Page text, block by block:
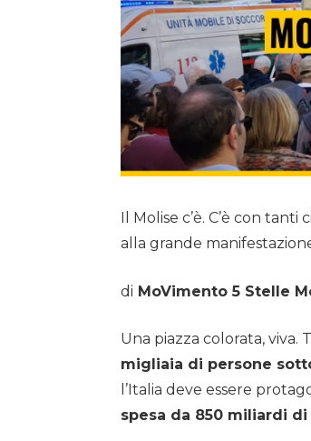
Il Molise c’è. C’è con
alla grande
di MoVimento 5 Stelle
Una piazza colorata, viva.
migliaia di persone
l’Italia deve essere
spesa da 850 miliardi